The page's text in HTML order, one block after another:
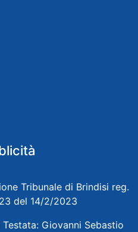
Tribunale di Brindisi reg.
del 14/2/2023
Giovanni Sebastio